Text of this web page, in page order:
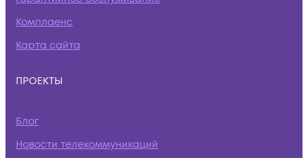
Комплаенс
Карта сайта
ПРОЕКТЫ
Блог
Новости телекоммуникаций